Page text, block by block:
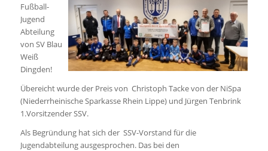
Fußball-
Jugend
Abteilung
von SV Blau
Weiß
Dingden!
Übereicht wurde der Preis von Christoph Tacke von der NiSpa
(Niederrheinische Sparkasse Rhein Lippe) und Jürgen Tenbrink
1.Vorsitzender SSV.
Als Begründung hat sich der SSV-Vorstand für die
Jugendabteilung ausgesprochen. Das bei den